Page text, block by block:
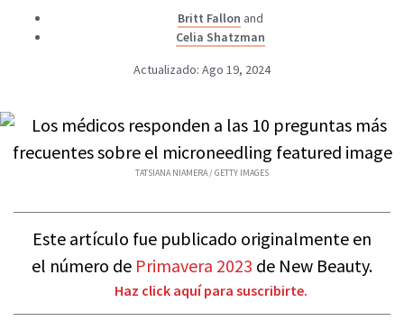
Britt Fallon and
Celia Shatzman
Actualizado: Ago 19, 2024
TATSIANA NIAMERA / GETTY IMAGES
Este artículo fue publicado originalmente en
el número de Primavera 2023 de New Beauty.
Haz click aquí para suscribirte.